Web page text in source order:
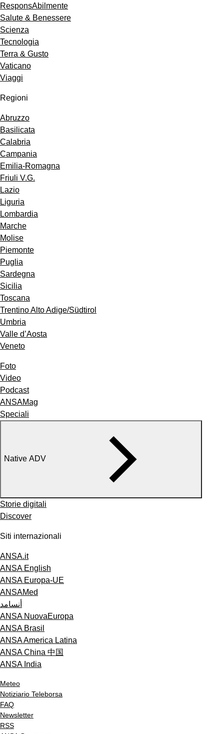
ResponsAbilmente
Salute & Benessere
Scienza
Tecnologia
Terra & Gusto
Vaticano
Viaggi
Regioni
Abruzzo
Basilicata
Calabria
Campania
Emilia-Romagna
Friuli V.G.
Lazio
Liguria
Lombardia
Marche
Molise
Piemonte
Puglia
Sardegna
Sicilia
Toscana
Trentino Alto Adige/Südtirol
Umbria
Valle d’Aosta
Veneto
Foto
Video
Podcast
ANSAMag
Speciali
Native ADV
Storie digitali
Discover
Siti internazionali
ANSA.it
ANSA English
ANSA Europa-UE
ANSAMed
أنسامد
ANSA NuovaEuropa
ANSA Brasil
ANSA America Latina
ANSA China 中国
ANSA India
Meteo
Notiziario Teleborsa
FAQ
Newsletter
RSS